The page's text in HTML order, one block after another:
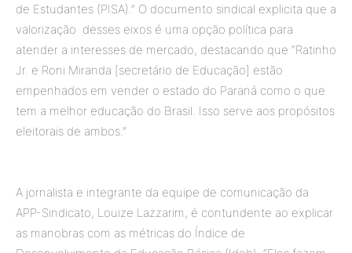
de Estudantes (PISA).” O documento sindical explicita que a
valorização desses eixos é uma opção política para
atender a interesses de mercado, destacando que “Ratinho
Jr. e Roni Miranda [secretário de Educação] estão
empenhados em vender o estado do Paraná como o que
tem a melhor educação do Brasil. Isso serve aos propósitos
eleitorais de ambos.”
A jornalista e integrante da equipe de comunicação da
APP-Sindicato, Louize Lazzarim, é contundente ao explicar
as manobras com as métricas do Índice de